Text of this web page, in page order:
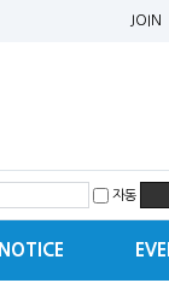
JOIN
자동
NOTICE